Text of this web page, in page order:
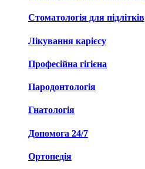
Стоматологія для підлітків
Лікування карієсу
Професійна гігієна
Пародонтологія
Гнатологія
Допомога 24/7
Ортопедія